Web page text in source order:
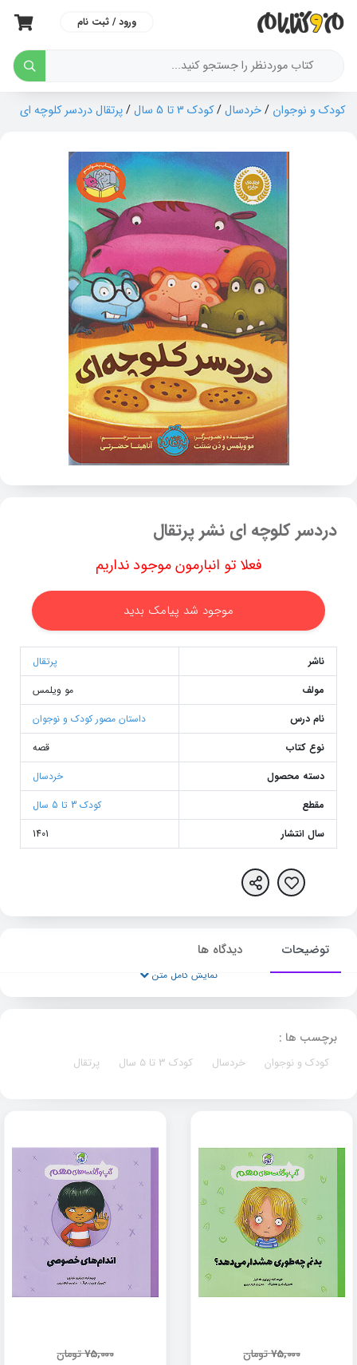
ورود / ثبت نام
کودک و نوجوان /خردسال/کودک 3 تا 5 سال /پرتقال دردسر کلوچه ای
دردسر کلوچه ای نشر پرتقال
فعلا تو انبارمون موجود نداریم
موجود شد پیامک بدید
ناشر
پرتقال
مولف
مو ویلمس
نام درس
داستان مصور کودک و نوجوان
نوع کتاب
قصه
دسته محصول
خردسال
مقطع
کودک 3 تا 5 سال
سال انتشار
1401
توضیحات دیدگاه ها
نمایش کامل متن
برچسب ها :
کودک و نوجوان خردسال کودک 3 تا 5 سال پرتقال
75,000تومان 75,000تومان